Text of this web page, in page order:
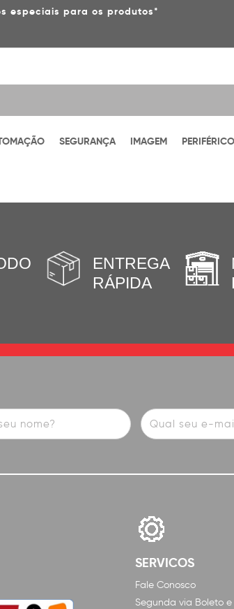
especiais para os produtos*
SEGURANÇA IMAGEM
ENTREGA
RÁPIDA
SERVICOS
Fale Conosco
Segunda via Boleto e